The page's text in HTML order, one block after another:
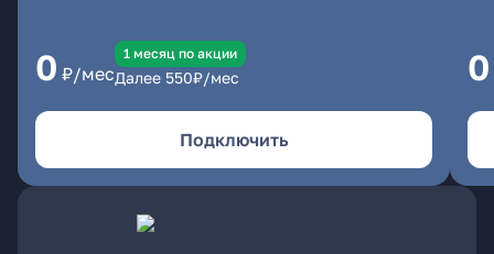
0 ₽/мес
1 месяц по акции
Далее 550₽/мес
Подключить
0